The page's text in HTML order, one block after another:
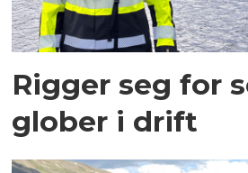
Rigger seg for
glober i drift